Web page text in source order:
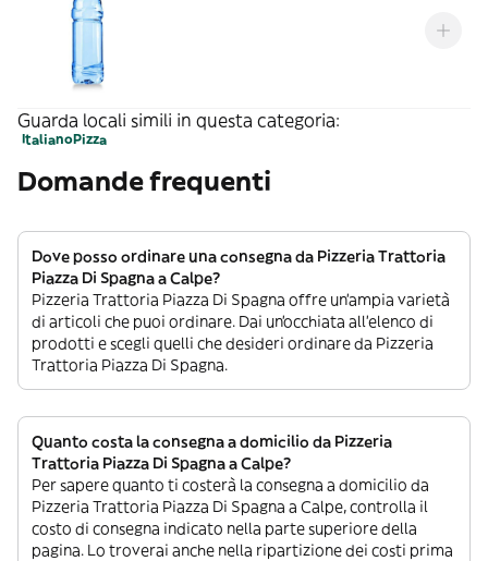
Guarda locali simili in questa categoria:
ItalianoPizza
Domande frequenti
Dove posso ordinare una consegna da Pizzeria Trattoria
Piazza Di Spagna a Calpe?
Pizzeria Trattoria Piazza Di Spagna offre un’ampia varietà
di articoli che puoi ordinare. Dai un’occhiata all’elenco di
prodotti e scegli quelli che desideri ordinare da Pizzeria
Trattoria Piazza Di Spagna.
Quanto costa la consegna a domicilio da Pizzeria
Trattoria Piazza Di Spagna a Calpe?
Per sapere quanto ti costerà la consegna a domicilio da
Pizzeria Trattoria Piazza Di Spagna a Calpe, controlla il
costo di consegna indicato nella parte superiore della
pagina. Lo troverai anche nella ripartizione dei costi prima